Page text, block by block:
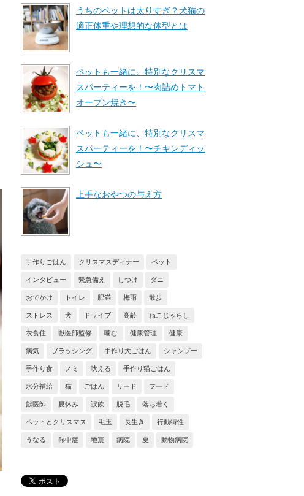
うちのペットは太りすぎ？犬猫の
適正体重や理想的な体型とは
ペットも一緒に、特別なクリスマ
スパーティーを！〜肉詰めトマト
オーブン焼き〜
ペットも一緒に、特別なクリスマ
スパーティーを！〜チキンディッ
シュ〜
上手なおやつの与え方
手作りごはん クリスマスディナー ペット
インタビュー 緊急備え しつけ ダニ
おでかけ トイレ 肥満 梅雨 散歩
ストレス 犬 ドライブ 高齢 ねこじゃらし
衣食住 獣医師監修 噛む 健康管理 健康
病気 ブラッシング 手作り犬ごはん シャンプー
手作り食 ノミ 吠える 手作り猫ごはん
水分補給 猫 ごはん リード フード
獣医師 夏休み 誤飲 脱毛 落ち着く
ペットとクリスマス 毛玉 長生き 行動特性
うなる 熱中症 地震 病院 夏 動物病院